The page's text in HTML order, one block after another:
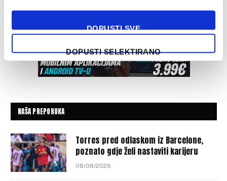
DOPUSTI SVE
DOPUSTI SELEKTIRANO
NAŠA PREPORUKA
Torres pred odlaskom iz Barcelone,
poznato gdje želi nastaviti karijeru
08/08/2026